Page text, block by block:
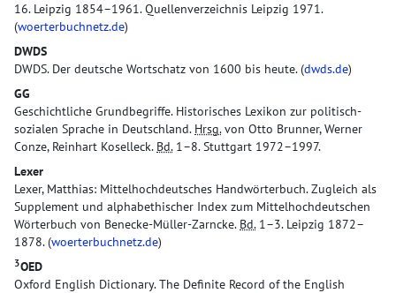
16. Leipzig 1854–1961. Quellenverzeichnis Leipzig 1971.
(woerterbuchnetz.de)
DWDS
DWDS. Der deutsche Wortschatz von 1600 bis heute. (dwds.de)
GG
Geschichtliche Grundbegriffe. Historisches Lexikon zur politisch-
sozialen Sprache in Deutschland. Hrsg.von Otto Brunner, Werner
Conze, Reinhart Koselleck. Bd.1–8. Stuttgart 1972–1997.
Lexer
Lexer, Matthias: Mittelhochdeutsches Handwörterbuch. Zugleich als
Supplement und alphabethischer Index zum Mittelhochdeutschen
Wörterbuch von Benecke-Müller-Zarncke. Bd.1–3. Leipzig 1872–
1878. (woerterbuchnetz.de)
3OED
Oxford English Dictionary. The Definite Record of the English